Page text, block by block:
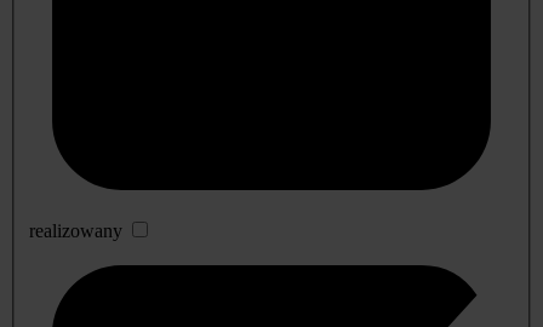
realizowany